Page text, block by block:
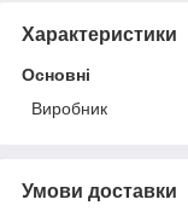
Характеристики
Основні
Виробник
Умови доставки